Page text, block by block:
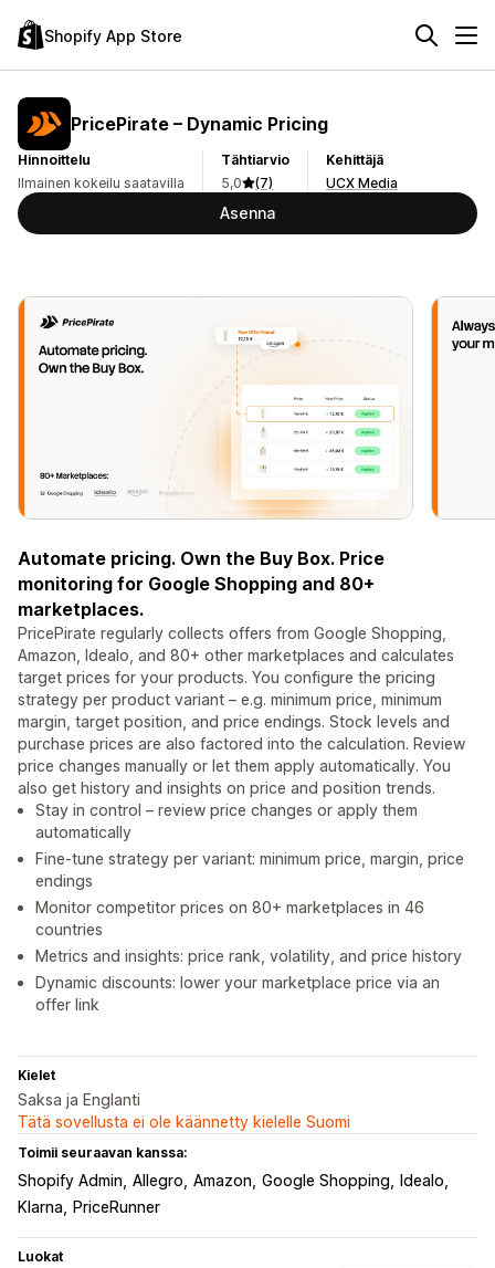
Shopify App Store
PricePirate – Dynamic Pricing
Hinnoittelu
Ilmainen kokeilu saatavilla
Tähtiarvio
5,0
(7)
Kehittäjä
UCX Media
Asenna
Automate pricing. Own the Buy Box. Price
monitoring for Google Shopping and 80+
marketplaces.
PricePirate regularly collects offers from Google Shopping,
Amazon, Idealo, and 80+ other marketplaces and calculates
target prices for your products. You configure the pricing
strategy per product variant – e.g. minimum price, minimum
margin, target position, and price endings. Stock levels and
purchase prices are also factored into the calculation. Review
price changes manually or let them apply automatically. You
also get history and insights on price and position trends.
Stay in control – review price changes or apply them
automatically
Fine-tune strategy per variant: minimum price, margin, price
endings
Monitor competitor prices on 80+ marketplaces in 46
countries
Metrics and insights: price rank, volatility, and price history
Dynamic discounts: lower your marketplace price via an
offer link
Kielet
Saksa ja Englanti
Tätä sovellusta ei ole käännetty kielelle Suomi
Toimii seuraavan kanssa:
Shopify Admin Allegro Amazon Google Shopping
Idealo
Klarna
PriceRunner
Luokat